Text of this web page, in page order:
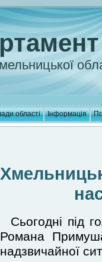
області Інформація
Сьогодні під
Романа Примуша
надзвичайної